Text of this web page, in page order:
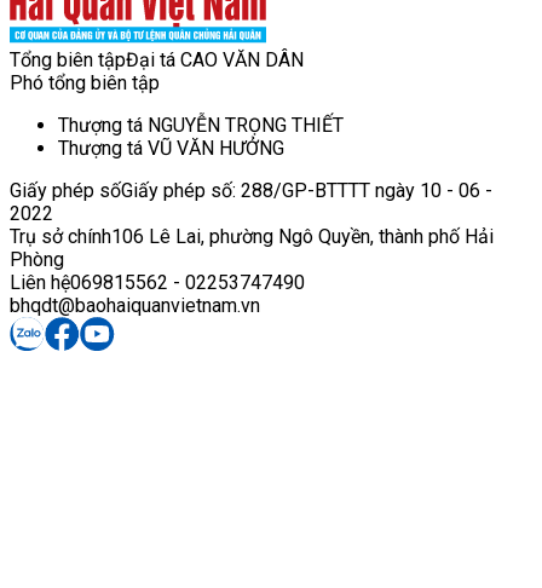
Tổng biên tậpĐại tá CAO VĂN DÂN
Phó tổng biên tập
Thượng tá NGUYỄN TRỌNG THIẾT
Thượng tá VŨ VĂN HƯỞNG
Giấy phép sốGiấy phép số: 288/GP-BTTTT ngày 10 - 06 -
2022
Trụ sở chính106 Lê Lai, phường Ngô Quyền, thành phố Hải
Phòng
Liên hệ069815562 - 02253747490
bhqdt@baohaiquanvietnam.vn